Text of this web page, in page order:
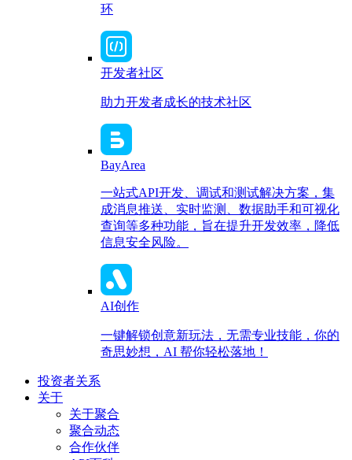
环
开发者社区
助力开发者成长的技术社区
BayArea
一站式API开发、调试和测试解决方案，集
成消息推送、实时监测、数据助手和可视化
查询等多种功能，旨在提升开发效率，降低
信息安全风险。
AI创作
一键解锁创意新玩法，无需专业技能，你的
奇思妙想，AI 帮你轻松落地！
投资者关系
关于
关于聚合
聚合动态
合作伙伴